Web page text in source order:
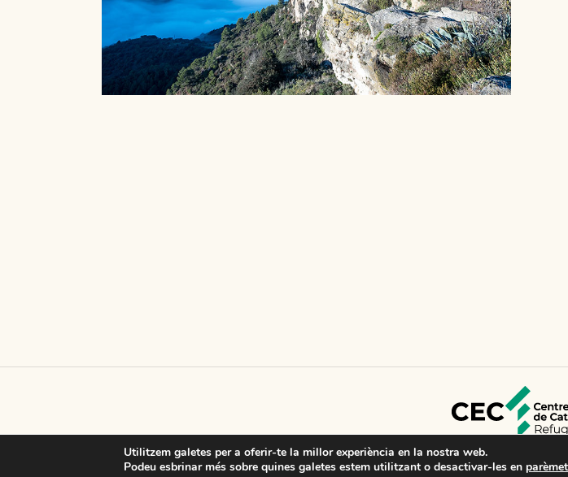
Avís Legal •
Utilitzem galetes per a oferir-te la millor experiència en la nostra web.
Podeu esbrinar més sobre quines galetes estem utilitzant o desactivar-les en